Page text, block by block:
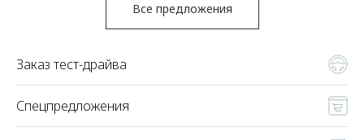
Все предложения
Заказ тест-драйва
Спецпредложения